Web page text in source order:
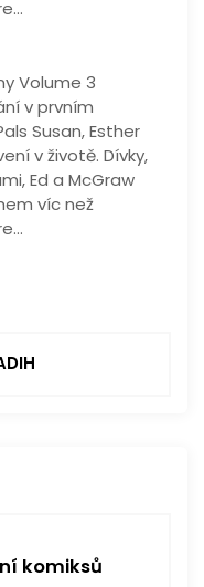
Volume 3
v prvním
Susan, Esther
v životě. Dívky,
Ed a McGraw
víc než
komiksů